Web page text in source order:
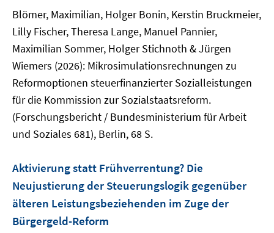
Blömer, Maximilian, Holger Bonin, Kerstin Bruckmeier,
Lilly Fischer, Theresa Lange, Manuel Pannier,
Maximilian Sommer, Holger Stichnoth & Jürgen
Wiemers (2026): Mikrosimulationsrechnungen zu
Reformoptionen steuerfinanzierter Sozialleistungen
für die Kommission zur Sozialstaatsreform.
(Forschungsbericht / Bundesministerium für Arbeit
und Soziales 681), Berlin, 68 S.
Aktivierung statt Frühverrentung? Die
Neujustierung der Steuerungslogik gegenüber
älteren Leistungsbeziehenden im Zuge der
Bürgergeld-Reform